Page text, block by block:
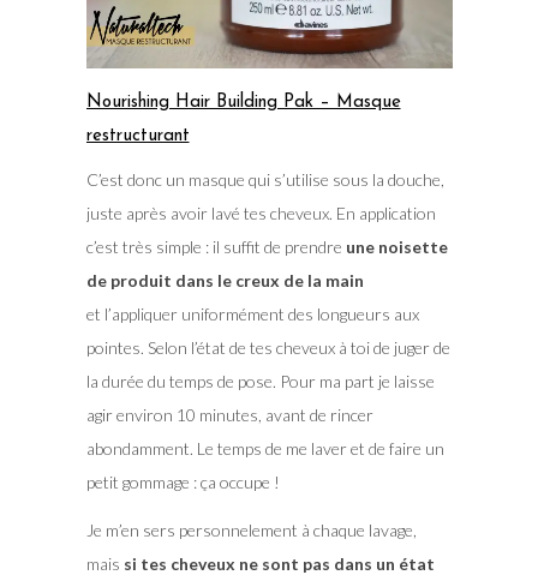
Nourishing Hair Building Pak – Masque
restructurant
C’est donc un masque qui s’utilise sous la douche,
juste après avoir lavé tes cheveux. En application
c’est très simple : il suffit de prendre une noisette
de produit dans le creux de la main
et l’appliquer uniformément des longueurs aux
pointes. Selon l’état de tes cheveux à toi de juger de
la durée du temps de pose. Pour ma part je laisse
agir environ 10 minutes, avant de rincer
abondamment. Le temps de me laver et de faire un
petit gommage : ça occupe !
Je m’en sers personnelement à chaque lavage,
mais si tes cheveux ne sont pas dans un état